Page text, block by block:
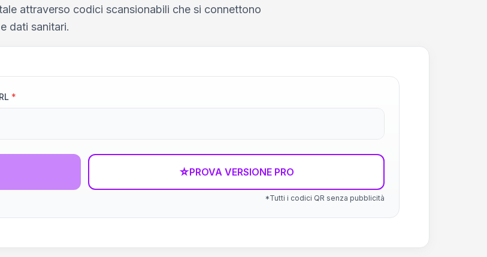
attraverso codici scansionabili che si connettono
dati sanitari.
*
☆PROVA VERSIONE PRO
*Tutti i codici QR senza pubblicità